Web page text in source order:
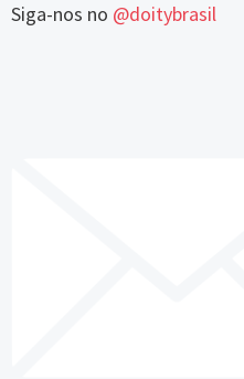
Siga-nos no @doitybrasil